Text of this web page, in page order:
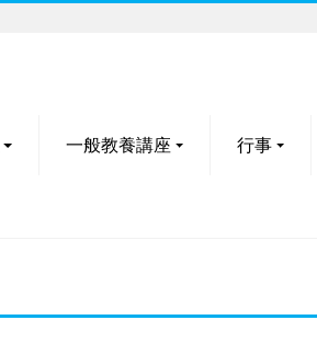
一般教養講座 行事